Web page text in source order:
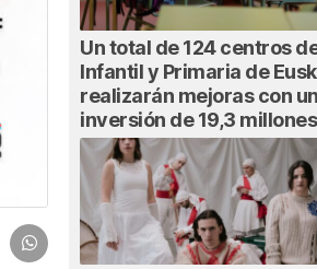
Un total de 124 centros
Infantil y Primaria de
realizarán mejoras con
inversión de 19,3 millones